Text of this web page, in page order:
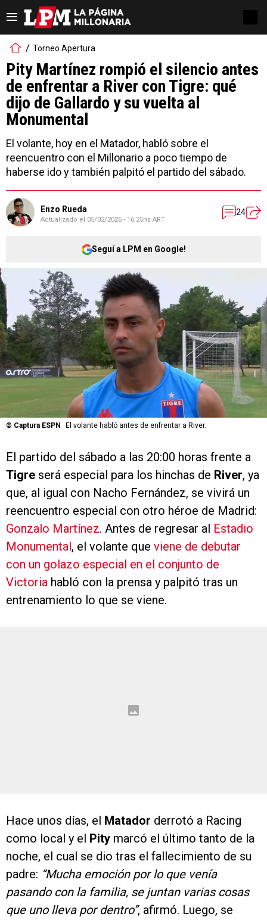
Torneo Apertura
Pity Martínez rompió el silencio antes
de enfrentar a River con Tigre: qué
dijo de Gallardo y su vuelta al
Monumental
El volante, hoy en el Matador, habló sobre el
reencuentro con el Millonario a poco tiempo de
haberse ido y también palpitó el partido del sábado.
Enzo Rueda
Actualizado el 05/02/2026 - 16:25hs ART
24
Seguí a LPM en Google!
© Captura ESPN El volante habló antes de enfrentar a River.
El partido del sábado a las 20:00 horas frente a
Tigre será especial para los hinchas de River, ya
que, al igual con Nacho Fernández, se vivirá un
reencuentro especial con otro héroe de Madrid:
Gonzalo Martínez. Antes de regresar al Estadio
Monumental , el volante que viene de debutar
con un golazo especial en el conjunto de
Victoria habló con la prensa y palpitó tras un
entrenamiento lo que se viene.
Hace unos días, el Matador derrotó a Racing
como local y el Pity marcó el último tanto de la
noche, el cual se dio tras el fallecimiento de su
padre: “Mucha emoción por lo que venía
pasando con la familia, se juntan varias cosas
que uno lleva por dentro”, afirmó. Luego, se